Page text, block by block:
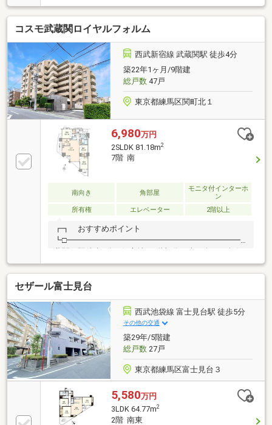
（石神井公園を一望）※天候による〇室内は丁寧にご
使用【リフォーム履歴あり（2023年5月実施）】〇約
3.9帖和室を洋室へ変更〇納戸をWICへ造作〇約6.0帖洋
室のカーペット交換〇壁紙交換（LDK、約3.9帖洋室、
WIC）等【設備・仕様】●ウォークインクローゼット
（約1.6帖）●リビングダイニング ・LD天井高：約
2.65ｍ（最も高い部分） ・床暖房●キッチン ・IHク
ッキングヒーター ・ディスポーザー ・ホーローパ
ネル
コスモ武蔵関ロイヤルフォルム
西武新宿線 武蔵関駅 徒歩4分
築22年1ヶ月/9階建
総戸数47戸
東京都練馬区関町北１
6,980万円
2SLDK 81.18m2
7階 南
南向き 角部屋
モニタ付インターホ
ン
所有権
エレベーター 2階以上
┏┓ おすすめポイント
戸 ■専有面積81.18m2のゆとりある住空間 ■LDK約20.6
帖 ■対面式カウンターキッチン ■キッチン横に窓があ
り、換気が可能 ■全居室がバルコニーに面した設計 ■
各居室に収納＋廊下収納あり■3LDK＋Sにも変更可能
（別途費用要）■浴室1418サイズ ■ポーチ付き住戸・
宅配ボックスあり
セザール富士見台
西武池袋線 富士見台駅 徒歩5分
その他の交通
築29年/5階建
総戸数27戸
東京都練馬区富士見台３
5,580万円
3LDK 64.77m2
2階 南東